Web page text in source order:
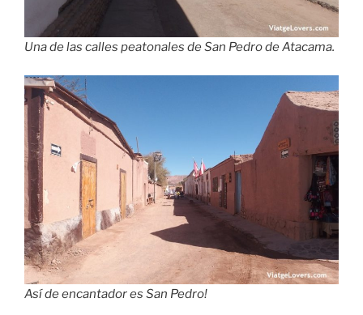
Una de las calles peatonales de San Pedro de Atacama.
Así de encantador es San Pedro!